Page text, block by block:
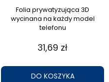
Folia prywatyzująca 3D
wycinana na każdy model
telefonu
31,69 zł
DO KOSZYKA